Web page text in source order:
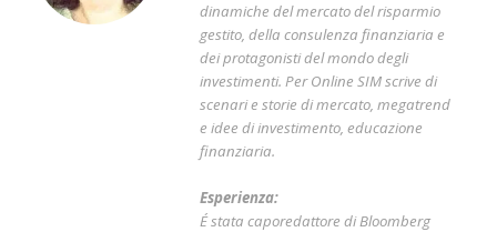
dinamiche del mercato del risparmio
gestito, della consulenza finanziaria e
dei protagonisti del mondo degli
investimenti. Per Online SIM scrive di
scenari e storie di mercato, megatrend
e idee di investimento, educazione
finanziaria.
Esperienza:
É stata caporedattore di Bloomberg